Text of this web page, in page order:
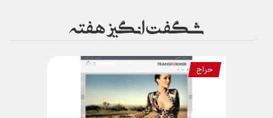
شگفت انگیز هفته
حراج